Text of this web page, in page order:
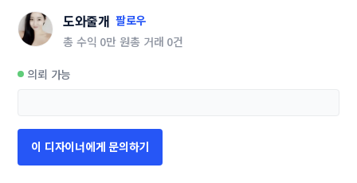
도와줄개 팔로우
총 수익 0만 원총 거래 0건
의뢰 가능
이 디자이너에게 문의하기